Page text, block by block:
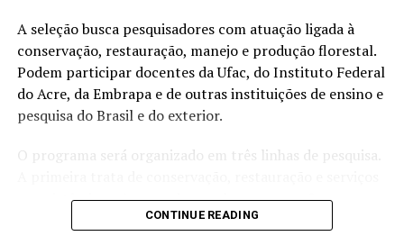
A seleção busca pesquisadores com atuação ligada à
conservação, restauração, manejo e produção florestal.
Podem participar docentes da Ufac, do Instituto Federal
do Acre, da Embrapa e de outras instituições de ensino e
pesquisa do Brasil e do exterior.
O programa será organizado em três linhas de pesquisa.
ecossistêmicos. A segunda envolve propagação,
implantação e condução florestal. A terceira reúne
CONTINUE READING